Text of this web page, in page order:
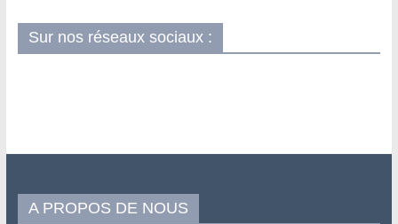
Sur nos réseaux sociaux :
A PROPOS DE NOUS